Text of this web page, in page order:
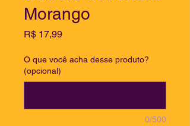
Morango
R$ 17,99Preço
O que você acha desse produto?
(opcional)
0/500